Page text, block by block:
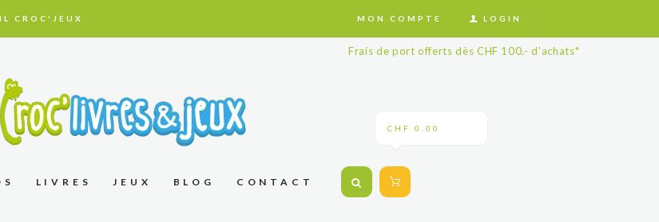
CROC'JEUX MON COMPTE LOGIN
Frais de port offerts dès CHF 100.- d'achats*
LIVRES JEUX BLOG CONTACT
CHF 0.00